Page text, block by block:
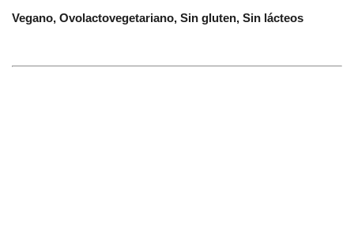
Vegano, Ovolactovegetariano, Sin gluten, Sin lácteos